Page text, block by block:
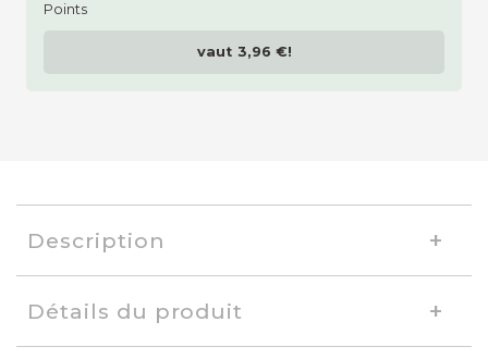
vaut 3,96 €!
Description
Détails du produit